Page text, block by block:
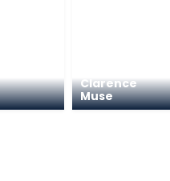
Clarence
Muse